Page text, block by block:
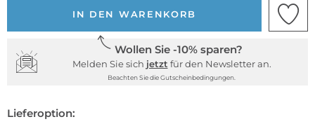
IN DEN WARENKORB
Wollen Sie -10% sparen?
Melden Sie sich jetzt für den Newsletter an.
Beachten Sie die Gutscheinbedingungen.
Lieferoption: